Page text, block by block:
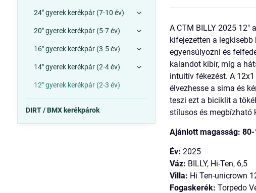
A CTM BILLY 2025 12"
kifejezetten a
egyensúlyozni és
kalandot kibír, míg a
intuitív fékezést. A
élvezhesse a sima és
teszi ezt a biciklit a
stílusos és megbízható
Ajánlott magasság: 80-
Év: 2025
Váz: BILLY, Hi-Ten, 6,5
Villa: Hi Ten-unicrown
Fogaskerék: Torpedo
24" gyerek kerékpár (7-10 év)
20" gyerek kerékpár (5-7 év)
16" gyerek kerékpár (3-5 év)
14" gyerek kerékpár (2-4 év)
12" gyerek kerékpár (2-3 év)
DIRT / BMX kerékpárok